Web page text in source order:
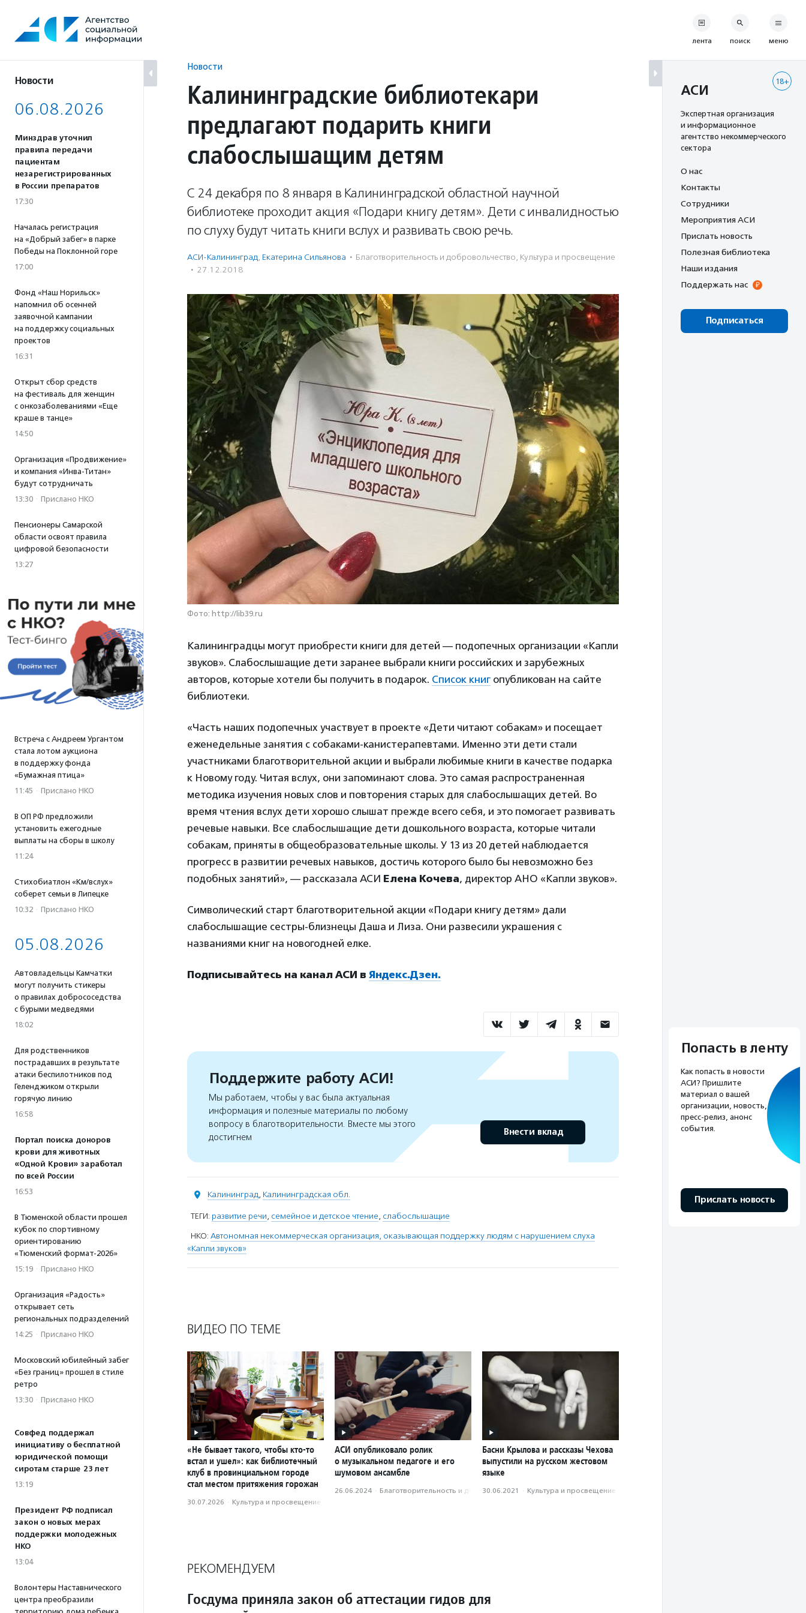
содержанию
Новости
06.08.2026
Минздрав уточнил
правила передачи
пациентам
незарегистрированных
в России препаратов
17:30
Началась регистрация
на «Добрый забег» в парке
Победы на Поклонной горе
17:00
Фонд «Наш Норильск»
напомнил об осенней
заявочной кампании
на поддержку социальных
проектов
16:31
Открыт сбор средств
на фестиваль для женщин
с онкозаболеваниями «Еще
краше в танце»
14:50
Организация «Продвижение»
и компания «Инва-Титан»
будут сотрудничать
13:30 · Прислано НКО
Пенсионеры Самарской
области освоят правила
цифровой безопасности
13:27
Встреча с Андреем Ургантом
стала лотом аукциона
в поддержку фонда
«Бумажная птица»
11:45 · Прислано НКО
В ОП РФ предложили
установить ежегодные
выплаты на сборы в школу
11:24
Стихобиатлон «Км/вслух»
соберет семьи в Липецке
10:32 · Прислано НКО
05.08.2026
Автовладельцы Камчатки
могут получить стикеры
о правилах добрососедства
с бурыми медведями
18:02
Для родственников
пострадавших в результате
атаки беспилотников под
Геленджиком открыли
горячую линию
16:58
Портал поиска доноров
крови для животных
«Одной Крови» заработал
по всей России
16:53
В Тюменской области прошел
кубок по спортивному
ориентированию
«Тюменский формат-2026»
15:19 · Прислано НКО
Организация «Радость»
открывает сеть
региональных подразделений
14:25 · Прислано НКО
Московский юбилейный забег
«Без границ» прошел в стиле
ретро
13:30 · Прислано НКО
Совфед поддержал
инициативу о бесплатной
юридической помощи
сиротам старше 23 лет
13:19
Президент РФ подписал
закон о новых мерах
поддержки молодежных
НКО
13:04
Волонтеры Наставнического
центра преобразили
Новости
Калининградские библиотекари
предлагают подарить книги
слабослышащим детям
C 24 декабря по 8 января в Калининградской областной научной
библиотеке проходит акция «Подари книгу детям». Дети с инвалидностью
по слуху будут читать книги вслух и развивать свою речь.
АСИ-Калининград, Екатерина Сильянова · Благотвори­тель­ность и доброволь­чест­во, Культура и просвещение
· 27.12.2018
Фото: http://lib39.ru
Калининградцы могут приобрести книги для детей — подопечных организации «Капли
звуков». Слабослышащие дети заранее выбрали книги российских и зарубежных
авторов, которые хотели бы получить в подарок. Список книг опубликован на сайте
библиотеки.
«Часть наших подопечных участвует в проекте «Дети читают собакам» и посещает
еженедельные занятия с собаками-канистерапевтами. Именно эти дети стали
участниками благотворительной акции и выбрали любимые книги в качестве подарка
к Новому году. Читая вслух, они запоминают слова. Это самая распространенная
методика изучения новых слов и повторения старых для слабослышащих детей. Во
время чтения вслух дети хорошо слышат прежде всего себя, и это помогает развивать
речевые навыки. Все слабослышащие дети дошкольного возраста, которые читали
собакам, приняты в общеобразовательные школы. У 13 из 20 детей наблюдается
прогресс в развитии речевых навыков, достичь которого было бы невозможно без
подобных занятий», — рассказала АСИ Елена Кочева, директор АНО «Капли звуков».
Символический старт благотворительной акции «Подари книгу детям» дали
слабослышащие сестры-близнецы Даша и Лиза. Они развесили украшения с
названиями книг на новогодней елке.
Подписывайтесь на канал АСИ в Яндекс.Дзен.
Поддержите работу АСИ!
Мы работаем, чтобы у вас была актуальная
информация и полезные материалы по любому
вопросу в благотворительности. Вместе мы этого
достигнем
Внести вклад
Калининград, Калининградская обл.
ТЕГИ: развитие речи, семейное и детское чтение, слабослышащие
НКО: Автономная некоммерческая организация, оказывающая поддержку людям с нарушением слуха
«Капли звуков»
ВИДЕО ПО ТЕМЕ
«Не бывает такого, чтобы кто-то
встал и ушел»: как библиотечный
клуб в провинциальном городе
стал местом притяжения горожан
30.07.2026 · Культура и просвещение
АСИ опубликовало ролик
о музыкальном педагоге и его
шумовом ансамбле
26.06.2024 · Благотвори­тель­ность и доброволь­чест­во
Басни Крылова и рассказы Чехова
выпустили на русском жестовом
языке
30.06.2021 · Культура и просвещение
РЕКОМЕНДУЕМ
Госдума приняла закон об аттестации гидов для
лента поиск меню
18+
АСИ
Экспертная организация
и информационное
агентство некоммерческого
сектора
О нас
Контакты
Сотрудники
Мероприятия АСИ
Прислать новость
Полезная библиотека
Наши издания
Поддержать нас
Подписаться
Попасть в ленту
Как попасть в новости
АСИ? Пришлите
материал о вашей
организации, новость,
пресс-релиз, анонс
события.
Прислать новость